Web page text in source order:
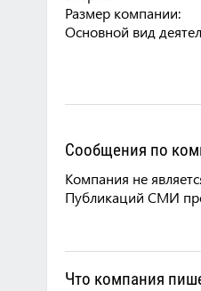
Размер компании:
Основной вид
Сообщения по
Компания не
Публикаций СМИ
Что компания